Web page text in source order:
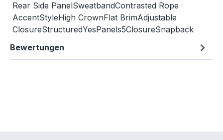
Rear Side PanelSweatbandContrasted Rope
AccentStyleHigh CrownFlat BrimAdjustable
ClosureStructuredYesPanels5ClosureSnapback
Bewertungen